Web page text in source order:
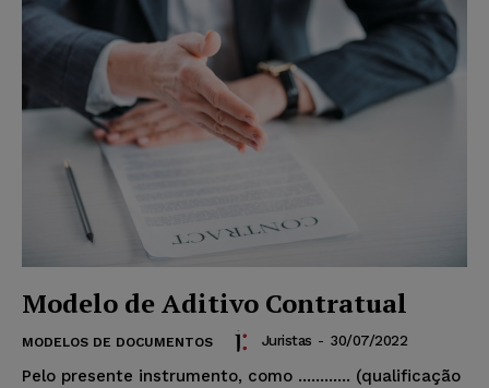
Modelo de Aditivo Contratual
MODELOS DE DOCUMENTOS Juristas - 30/07/2022
Pelo presente instrumento, como ............ (qualificação